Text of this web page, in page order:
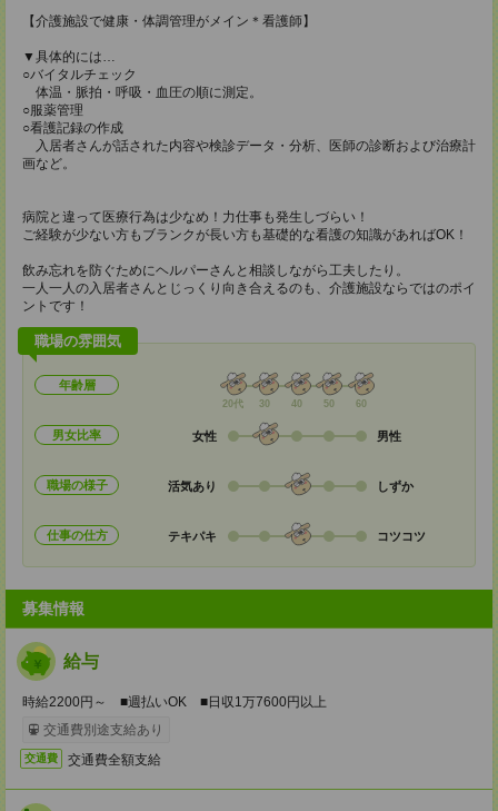
【介護施設で健康・体調管理がメイン＊看護師】
▼具体的には…
○バイタルチェック
体温・脈拍・呼吸・血圧の順に測定。
○服薬管理
○看護記録の作成
入居者さんが話された内容や検診データ・分析、医師の診断および治療計
画など。
病院と違って医療行為は少なめ！力仕事も発生しづらい！
ご経験が少ない方もブランクが長い方も基礎的な看護の知識があればOK！
飲み忘れを防ぐためにヘルパーさんと相談しながら工夫したり。
一人一人の入居者さんとじっくり向き合えるのも、介護施設ならではのポイ
ントです！
職場の雰囲気
年齢層
20代 30 40 50 60
男女比率 女性 男性
職場の様子 活気あり しずか
仕事の仕方 テキパキ コツコツ
募集情報
給与
時給2200円～ ■週払いOK ■日収1万7600円以上
交通費別途支給あり
交通費 交通費全額支給